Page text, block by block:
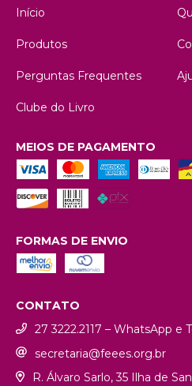
Início
Produtos
Perguntas Frequentes
Clube do Livro
MEIOS DE PAGAMENTO
FORMAS DE ENVIO
CONTATO
27 3222.2117 – WhatsApp e
secretaria@feees.org.br
R. Álvaro Sarlo, 35 Ilha de